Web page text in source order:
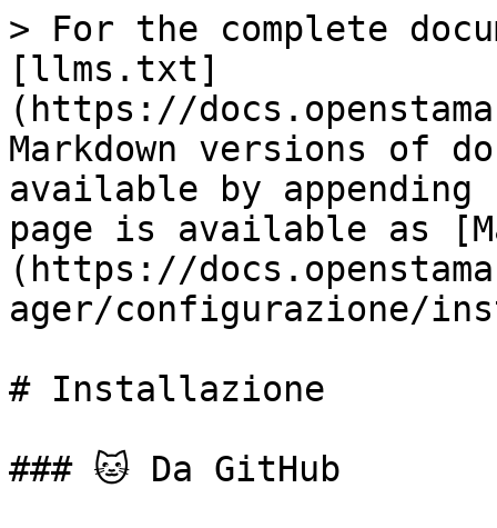
> For the complete
[llms.txt]
(https://
Markdown versions of
available by
page is available as
(https://
ager/configurazione/
# Installazione
### 🐱 Da GitHub